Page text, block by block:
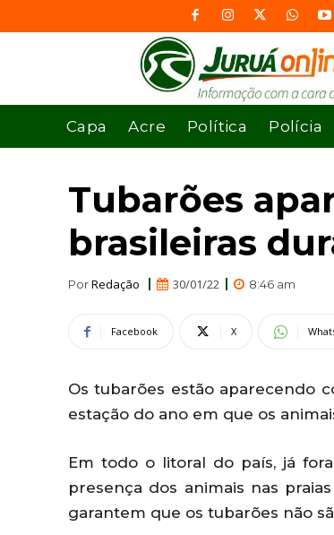
Capa Acre Política Polícia
Tubarões
brasileiras
PorRedação 30/01/22 8:46 am
Facebook X
Os tubarões estão aparecendo
estação do ano em que os
Em todo o litoral do país, já
presença dos animais nas
garantem que os tubarões não